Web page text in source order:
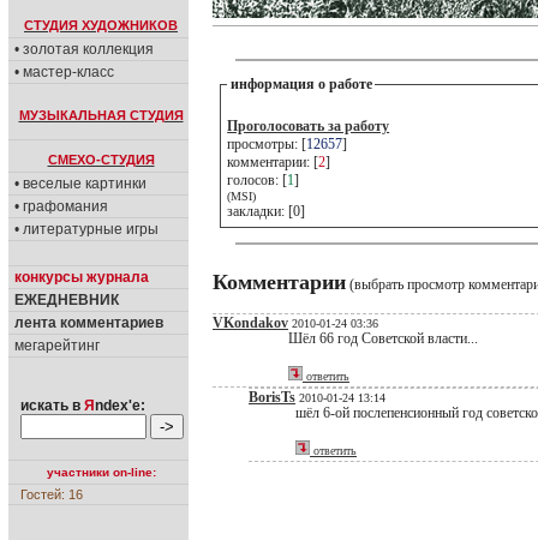
СТУДИЯ ХУДОЖНИКОВ
• золотая коллекция
• мастер-класс
МУЗЫКАЛЬНАЯ СТУДИЯ
СМЕХО-СТУДИЯ
• веселые картинки
• графомания
• литературные игры
конкурсы журнала
ЕЖЕДНЕВНИК
лента комментариев
мегарейтинг
искать в Я ndex'е:
участники on-line:
Гостей: 16
информация о работе
Проголосовать за работу
просмотры: [12657]
комментарии: [2]
голосов: [1]
(MSI)
закладки: [0]
Комментарии (выбрать просмотр
VKondakov 2010-01-24 03:36
Шёл 66 год Советской власти...
ответить
BorisTs 2010-01-24 13:14
шёл 6-ой послепенсионный год
ответить